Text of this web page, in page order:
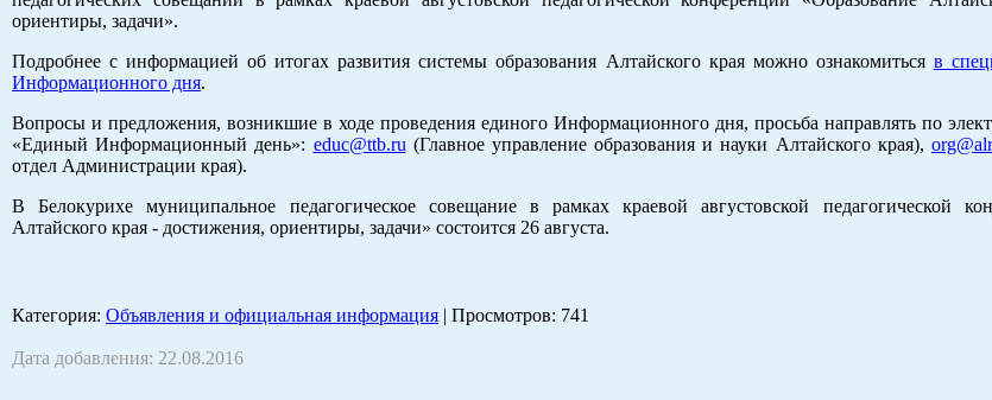
ориентиры, задачи».
Подробнее с информацией об итогах развития системы образования Алтайского края можно ознакомиться в
Информационного дня.
Вопросы и предложения, возникшие в ходе проведения единого Информационного дня, просьба направлять по
«Единый Информационный день»: educ@ttb.ru (Главное управление образования и науки Алтайского края),
отдел Администрации края).
В Белокурихе муниципальное педагогическое совещание в рамках краевой августовской педагогической
Алтайского края - достижения, ориентиры, задачи» состоится 26 августа.
Категория: Объявления и официальная информация | Просмотров: 741
Дата добавления: 22.08.2016